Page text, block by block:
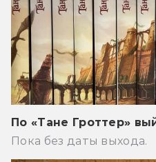
По «Тане Гроттер»
Пока без даты выхода.